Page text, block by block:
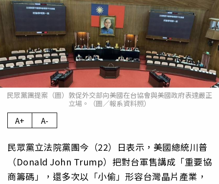
民眾黨團提案（圖）敦促外交部向美國在台協會與美國政府表達嚴正
立場。（圖／報系資料照）
A+ A-
民眾黨立法院黨團今（22）日表示，美國總統川普
（Donald John Trump）把對台軍售講成「重要協
商籌碼」，還多次以「小偷」形容台灣晶片產業，